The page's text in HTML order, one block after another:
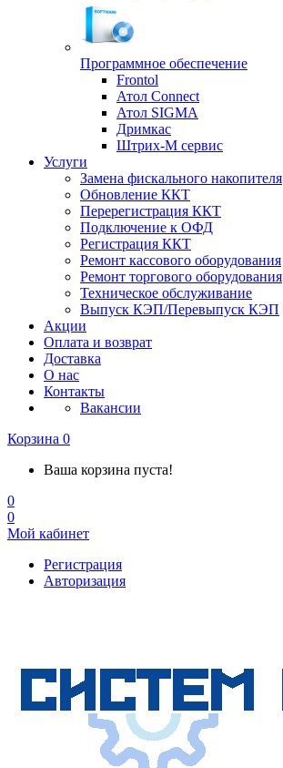
Программное обеспечение
Frontol
Атол Connect
Атол SIGMA
Дримкас
Штрих-М сервис
Услуги
Замена фискального накопителя
Обновление ККТ
Перерегистрация ККТ
Подключение к ОФД
Регистрация ККТ
Ремонт кассового оборудования
Ремонт торгового оборудования
Техническое обслуживание
Выпуск КЭП/Перевыпуск КЭП
Акции
Оплата и возврат
Доставка
О нас
Контакты
Вакансии
Корзина 0
Ваша корзина пуста!
0
0
Мой кабинет
Регистрация
Авторизация